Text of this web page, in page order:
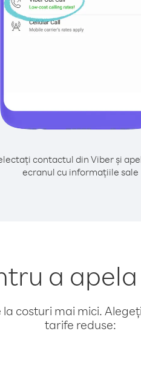
contactul din Viber și
ecranul cu informațiile sale
a
costuri mai mici.
tarife reduse: